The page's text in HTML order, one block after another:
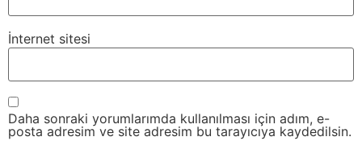
İnternet sitesi
Daha sonraki yorumlarımda kullanılması için adım, e-
posta adresim ve site adresim bu tarayıcıya kaydedilsin.